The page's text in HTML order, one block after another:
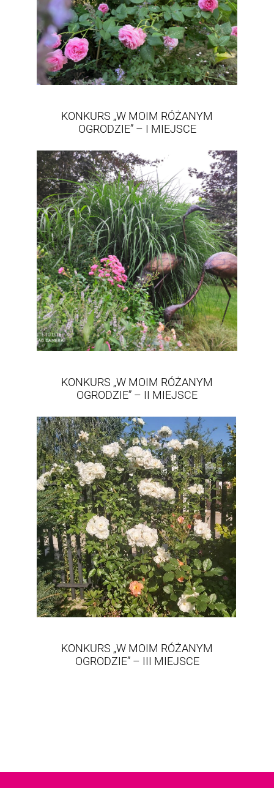
KONKURS „W MOIM RÓŻANYM
OGRODZIE” – I MIEJSCE
KONKURS „W MOIM RÓŻANYM
OGRODZIE” – II MIEJSCE
KONKURS „W MOIM RÓŻANYM
OGRODZIE” – III MIEJSCE